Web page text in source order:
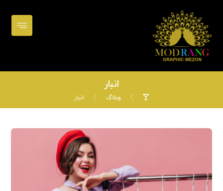
انبار
وبلاگ انبار